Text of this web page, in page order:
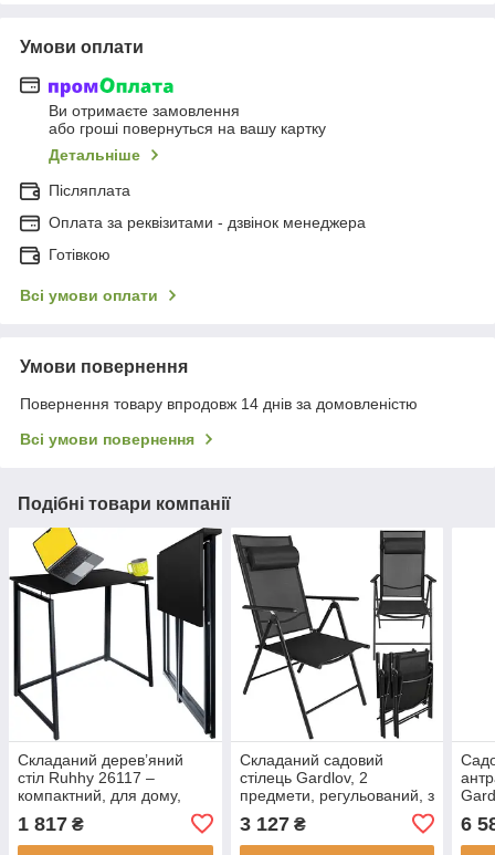
Умови оплати
Ви отримаєте замовлення
або гроші повернуться на вашу картку
Детальніше
Післяплата
Оплата за реквізитами - дзвінок менеджера
Готівкою
Всі умови оплати
Умови повернення
Повернення товару впродовж 14 днів за домовленістю
Всі умови повернення
Подібні товари компанії
Складаний дерев’яний
стіл Ruhhy 26117 –
компактний, для дому,
1 817 ₴
Складаний садовий
стілець Gardlov, 2
предмети, регульований, з
27674
3 127₴ 6